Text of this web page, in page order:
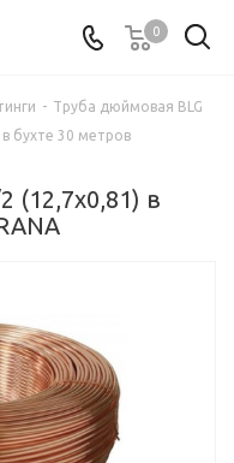
0
- Труба дюймовая BLG
бухте 30 метров
(12,7х0,81) в